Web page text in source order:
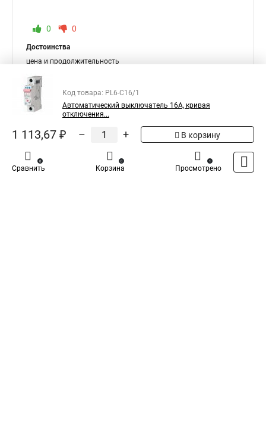
0 0
Достоинства
цена и продолжительность
Недостатки
Не имеет их
Комментарий
Электрический выключатель, который отлично работает, с
высоким качеством и сырьем, по разумной цене и с быстрой
Код товара: PL6-C16/1
Автоматический выключатель 16А, кривая
отключения...
1 113,67 ₽ – + В корзину
Сравнить
0
Корзина
0
Просмотрено
1